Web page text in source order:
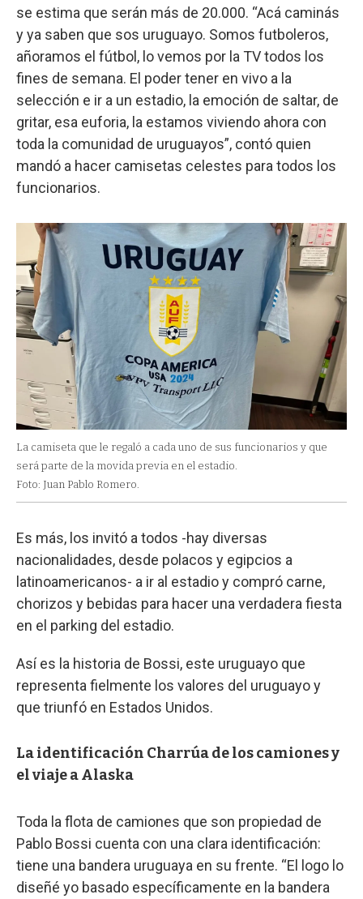
se estima que serán más de 20.000. “Acá caminás
y ya saben que sos uruguayo. Somos futboleros,
añoramos el fútbol, lo vemos por la TV todos los
fines de semana. El poder tener en vivo a la
selección e ir a un estadio, la emoción de saltar, de
gritar, esa euforia, la estamos viviendo ahora con
toda la comunidad de uruguayos”, contó quien
mandó a hacer camisetas celestes para todos los
funcionarios.
La camiseta que le regaló a cada uno de sus funcionarios y que
será parte de la movida previa en el estadio.
Foto: Juan Pablo Romero.
Es más, los invitó a todos -hay diversas
nacionalidades, desde polacos y egipcios a
latinoamericanos- a ir al estadio y compró carne,
chorizos y bebidas para hacer una verdadera fiesta
en el parking del estadio.
Así es la historia de Bossi, este uruguayo que
representa fielmente los valores del uruguayo y
que triunfó en Estados Unidos.
La identificación Charrúa de los camiones y
el viaje a Alaska
Toda la flota de camiones que son propiedad de
Pablo Bossi cuenta con una clara identificación:
tiene una bandera uruguaya en su frente. “El logo lo
diseñé yo basado específicamente en la bandera